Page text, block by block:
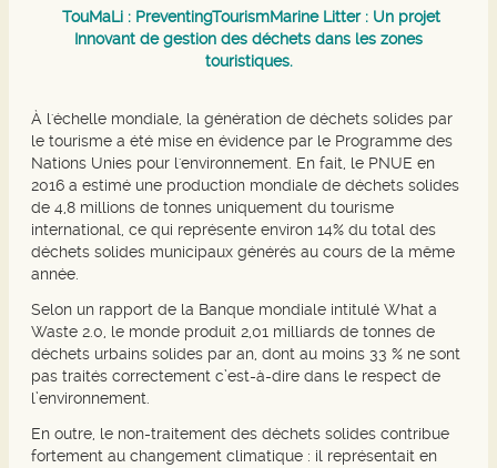
TouMaLi : PreventingTourismMarine Litter : Un projet
Innovant de gestion des déchets dans les zones
touristiques.
À l'échelle mondiale, la génération de déchets solides par
le tourisme a été mise en évidence par le Programme des
Nations Unies pour l'environnement. En fait, le PNUE en
2016 a estimé une production mondiale de déchets solides
de 4,8 millions de tonnes uniquement du tourisme
international, ce qui représente environ 14% du total des
déchets solides municipaux générés au cours de la même
année.
Selon un rapport de la Banque mondiale intitulé What a
Waste 2.0, le monde produit 2,01 milliards de tonnes de
déchets urbains solides par an, dont au moins 33 % ne sont
pas traités correctement c’est-à-dire dans le respect de
l’environnement.
En outre, le non-traitement des déchets solides contribue
fortement au changement climatique : il représentait en